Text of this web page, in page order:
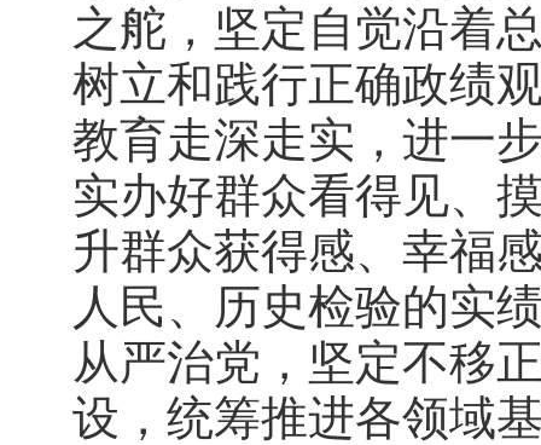
之舵，坚定自觉沿着
树立和践行正确政绩
教育走深走实，进一
实办好群众看得见、
升群众获得感、幸福
人民、历史检验的实
从严治党，坚定不移
设，统筹推进各领域